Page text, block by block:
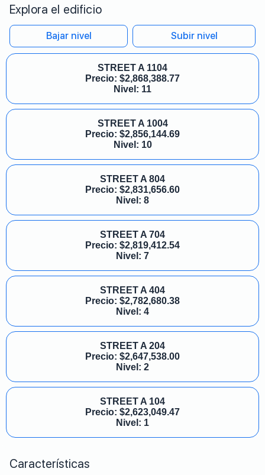
Características
Explora el edificio
Bajar nivel Subir nivel
STREET A 1104
Precio: $2,868,388.77
Nivel: 11
STREET A 1004
Precio: $2,856,144.69
Nivel: 10
STREET A 804
Precio: $2,831,656.60
Nivel: 8
STREET A 704
Precio: $2,819,412.54
Nivel: 7
STREET A 404
Precio: $2,782,680.38
Nivel: 4
STREET A 204
Precio: $2,647,538.00
Nivel: 2
STREET A 104
Precio: $2,623,049.47
Nivel: 1